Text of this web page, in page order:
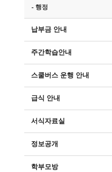
- 행정
납부금 안내
주간학습안내
스쿨버스 운행 안내
급식 안내
서식자료실
정보공개
학부모방